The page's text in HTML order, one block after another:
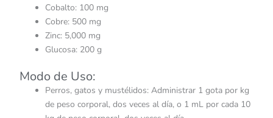
Cobalto: 100 mg
Cobre: 500 mg
Zinc: 5,000 mg
Glucosa: 200 g​
Modo de Uso:
Perros, gatos y mustélidos: Administrar 1 gota por kg
de peso corporal, dos veces al día, o 1 mL por cada 10